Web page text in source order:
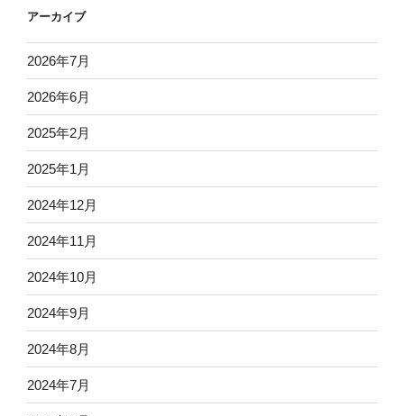
アーカイブ
2026年7月
2026年6月
2025年2月
2025年1月
2024年12月
2024年11月
2024年10月
2024年9月
2024年8月
2024年7月